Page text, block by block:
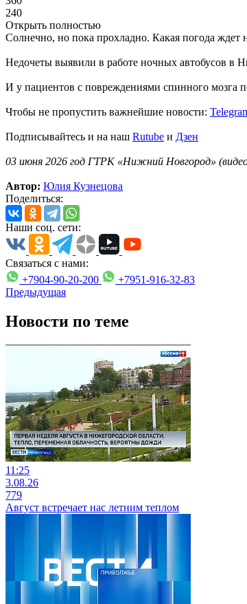
240
Открыть полностью
Солнечно, но пока прохладно. Какая погода ждет
Недочеты выявили в работе ночных автобусов в
И у пациентов с повреждениями спинного мозга
Чтобы не пропустить важнейшие новости:
Подписывайтесь и на наш Rutube и Дзен
03 июня 2026 год ГТРК «Нижний Новгород»
Автор: Юлия Кузнецова
Поделиться:
Наши соц. сети:
Связаться с нами:
+7904-90-20-200
+7951-916-32-83
Предыдущая
Новости по теме
11:25
3.08.26
779
Август встречает нас летним теплом